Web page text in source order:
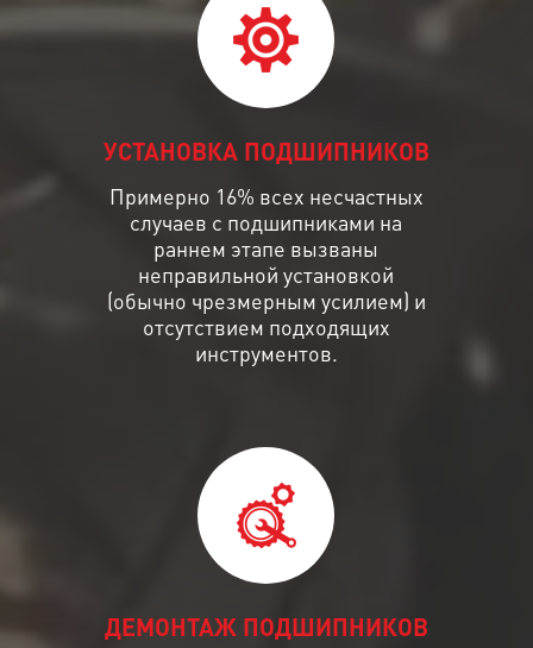
УСТАНОВКА ПОДШИПНИКОВ
Примерно 16% всех несчастных
случаев с подшипниками на
раннем этапе вызваны
неправильной установкой
(обычно чрезмерным усилием) и
отсутствием подходящих
инструментов.
ДЕМОНТАЖ ПОДШИПНИКОВ